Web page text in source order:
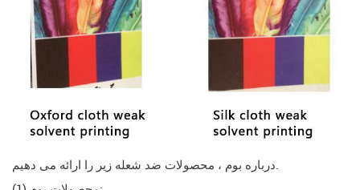
درباره بوم ، محصولات ضد شعله زیر را ارائه می دهیم.